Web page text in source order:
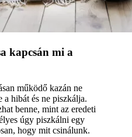
kapcsán mi a
működő kazán ne
a hibát és ne piszkálja.
benne, mint az eredeti
úgy piszkálni egy
hogy mit csinálunk.